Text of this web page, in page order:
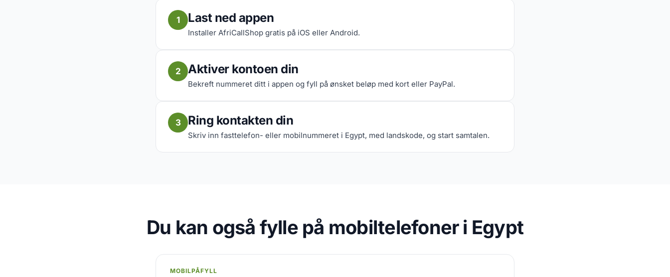
1 Last ned appen
Installer AfriCallShop gratis på iOS eller Android.
2 Aktiver kontoen din
Bekreft nummeret ditt i appen og fyll på ønsket beløp med kort eller PayPal.
3 Ring kontakten din
Skriv inn fasttelefon- eller mobilnummeret i Egypt, med landskode, og start samtalen.
Du kan også fylle på mobiltelefoner i Egypt
MOBILPÅFYLL